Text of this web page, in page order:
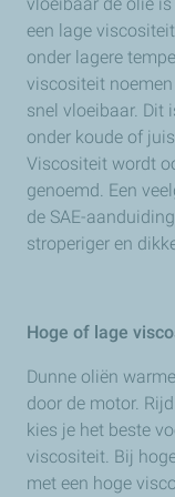
het getal, hoe
een lage
onder lagere
viscositeit
snel vloeibaar. Dit
onder koude of
Viscositeit wordt
genoemd. Een
de SAE-
stroperiger en
Hoge of lage
Dunne oliën
door de motor.
kies je het beste
viscositeit. Bij
met een hoge